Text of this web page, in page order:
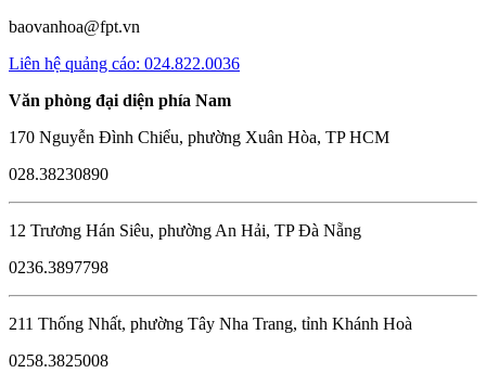
baovanhoa@fpt.vn
Liên hệ quảng cáo: 024.822.0036
Văn phòng đại diện phía Nam
170 Nguyễn Đình Chiểu, phường Xuân Hòa, TP HCM
028.38230890
12 Trương Hán Siêu, phường An Hải, TP Đà Nẵng
0236.3897798
211 Thống Nhất, phường Tây Nha Trang, tỉnh Khánh Hoà
0258.3825008